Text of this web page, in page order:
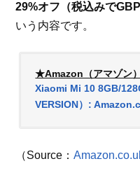
29%オフ（税込みで
いう内容です。
★Amazon（アマゾン
Xiaomi Mi 10 8GB/
VERSION）:
（Source：